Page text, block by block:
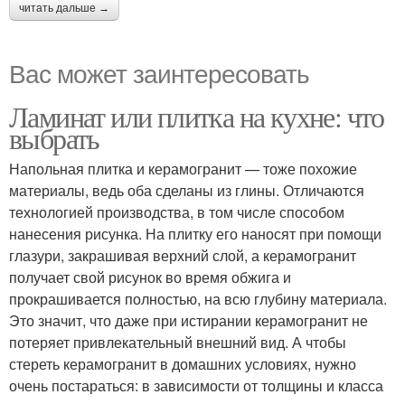
читать дальше →
Вас может заинтересовать
Ламинат или плитка на кухне: что
выбрать
Напольная плитка и керамогранит — тоже похожие
материалы, ведь оба сделаны из глины. Отличаются
технологией производства, в том числе способом
нанесения рисунка. На плитку его наносят при помощи
глазури, закрашивая верхний слой, а керамогранит
получает свой рисунок во время обжига и
прокрашивается полностью, на всю глубину материала.
Это значит, что даже при истирании керамогранит не
потеряет привлекательный внешний вид. А чтобы
стереть керамогранит в домашних условиях, нужно
очень постараться: в зависимости от толщины и класса